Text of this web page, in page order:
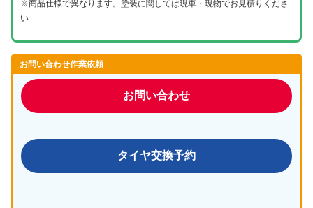
※商品仕様で異なります。塗装に関しては現車・現物でお見積りくださ
い
お問い合わせ作業依頼
お問い合わせ
タイヤ交換予約